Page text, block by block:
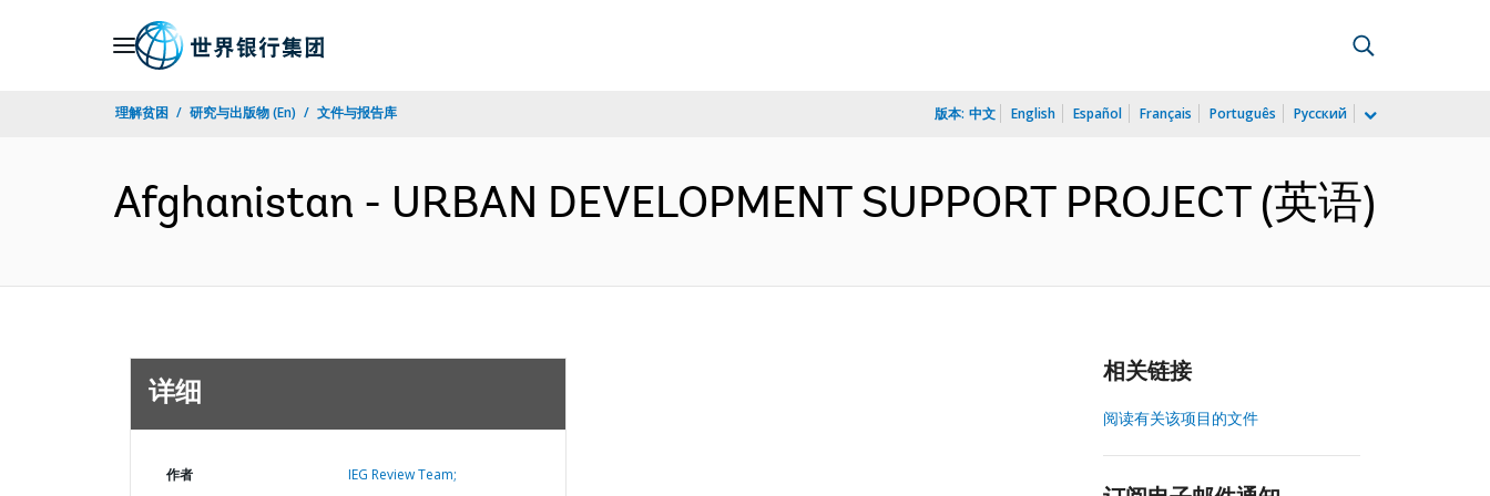
理解贫困 研究与出版物 (En) 文件与报告库 版本: 中文 English Español Français Português Русский
Afghanistan - URBAN DEVELOPMENT SUPPORT PROJECT (英语)
详细
作者 IEG Review Team;
相关链接
阅读有关该项目的文件